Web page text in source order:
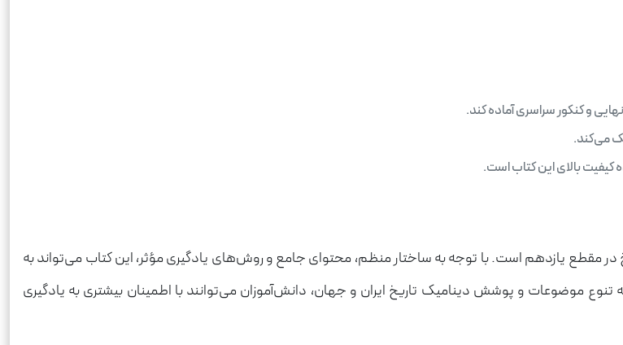
و کنکور سراسری آماده کند.
می‌کند.
بالای این کتاب است.
در مقطع یازدهم است. با توجه به ساختار منظم، محتوای جامع و روش‌های یادگیری مؤثر، این کتاب می‌تواند به
موضوعات و پوشش دینامیک تاریخ ایران و جهان، دانش‌آموزان می‌توانند با اطمینان بیشتری به یادگیری